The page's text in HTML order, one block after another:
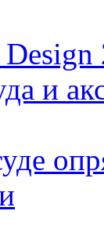
и